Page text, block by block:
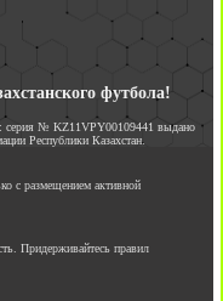
футбола!
серия № KZ11VPY00109441 выдано
Республики Казахстан.
с размещением активной
Придерживайтесь правил